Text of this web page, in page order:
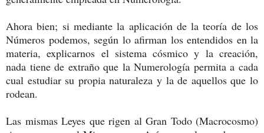
Ahora bien; si mediante la aplicación de la teoría de los
Números podemos, según lo afirman los entendidos en la
materia, explicarnos el sistema cósmico y la creación,
nada tiene de extraño que la Numerología permita a cada
cual estudiar su propia naturaleza y la de aquellos que lo
rodean.
Las mismas Leyes que rigen al Gran Todo (Macrocosmo)